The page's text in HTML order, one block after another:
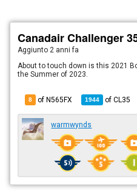
Canadair Challenger
Aggiunto 2 anni fa
About to touch down is this 2021
the Summer of 2023.
8 of N565FX 1944 ofCL35
warmwynds